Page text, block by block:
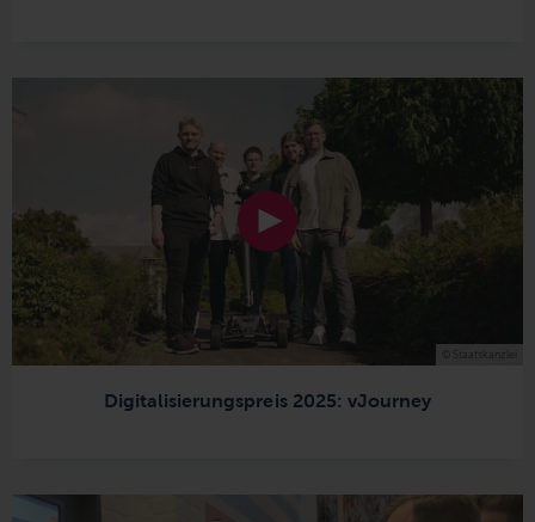
Digitalisierungspreis 2025: vJourney
© Staatskanzlei